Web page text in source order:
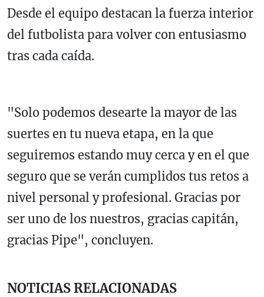
Desde el equipo destacan la fuerza interior
del futbolista para volver con entusiasmo
tras cada caída.
"Solo podemos desearte la mayor de las
suertes en tu nueva etapa, en la que
seguiremos estando muy cerca y en el que
seguro que se verán cumplidos tus retos a
nivel personal y profesional. Gracias por
ser uno de los nuestros, gracias capitán,
gracias Pipe", concluyen.
NOTICIAS RELACIONADAS